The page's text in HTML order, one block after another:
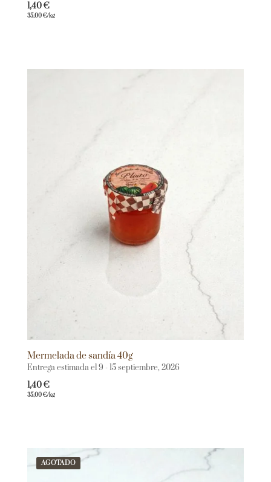
1,40€
35,00€/kg
Mermelada de sandía 40g
Entrega estimada el 9 - 15 septiembre, 2026
1,40€
35,00€/kg
AGOTADO